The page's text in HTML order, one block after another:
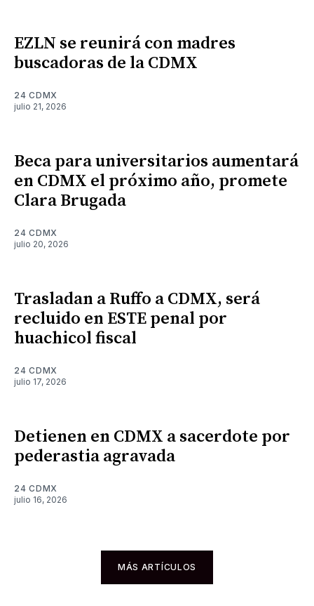
EZLN se reunirá con madres
buscadoras de la CDMX
24 CDMX
julio 21, 2026
Beca para universitarios aumentará
en CDMX el próximo año, promete
Clara Brugada
24 CDMX
julio 20, 2026
Trasladan a Ruffo a CDMX, será
recluido en ESTE penal por
huachicol fiscal
24 CDMX
julio 17, 2026
Detienen en CDMX a sacerdote por
pederastia agravada
24 CDMX
julio 16, 2026
MÁS ARTÍCULOS